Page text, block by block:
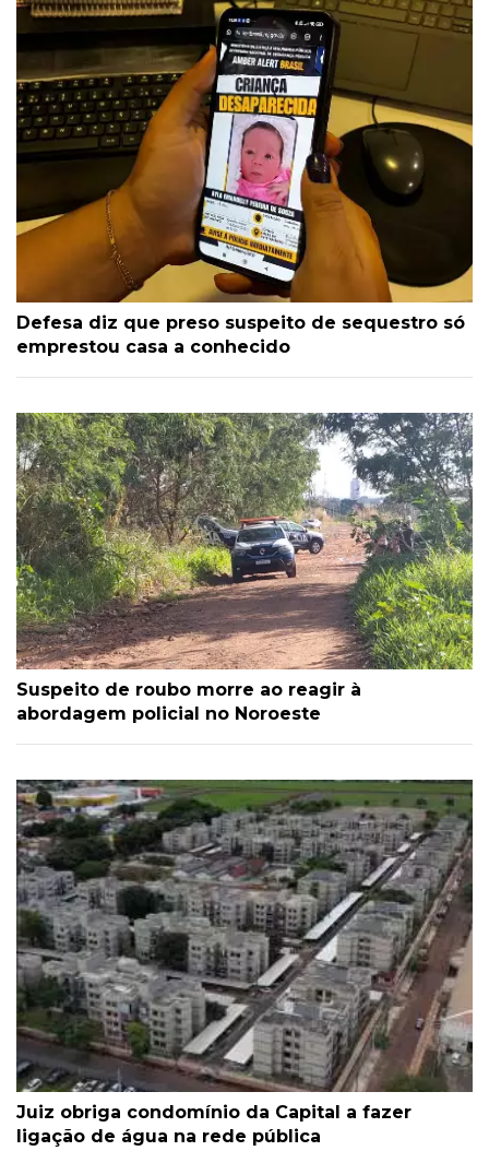
Defesa diz que preso suspeito de sequestro só
emprestou casa a conhecido
Suspeito de roubo morre ao reagir à
abordagem policial no Noroeste
Juiz obriga condomínio da Capital a fazer
ligação de água na rede pública